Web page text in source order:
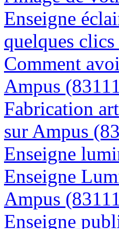
Enseigne
quelques
Comment
Ampus
Fabrication
sur Ampus
Enseigne
Enseigne
Ampus
Enseigne